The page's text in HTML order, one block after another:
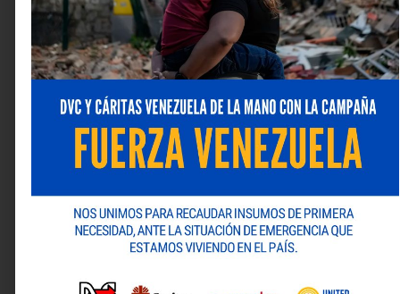
Deja una respuesta
Tu dirección de correo electrónico no será publicada.
Los campos obligatorios están marcados con*
Comentario*